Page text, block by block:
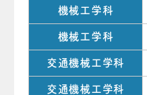
機械工学科
機械工学科
交通機械工学科
交通機械工学科